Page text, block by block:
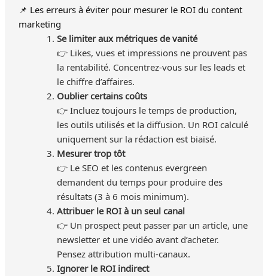
📌 Les erreurs à éviter pour mesurer le ROI du content
marketing
Se limiter aux métriques de vanité
👉 Likes, vues et impressions ne prouvent pas
la rentabilité. Concentrez-vous sur les leads et
le chiffre d’affaires.
Oublier certains coûts
👉 Incluez toujours le temps de production,
les outils utilisés et la diffusion. Un ROI calculé
uniquement sur la rédaction est biaisé.
Mesurer trop tôt
👉 Le SEO et les contenus evergreen
demandent du temps pour produire des
résultats (3 à 6 mois minimum).
Attribuer le ROI à un seul canal
👉 Un prospect peut passer par un article, une
newsletter et une vidéo avant d’acheter.
Pensez attribution multi-canaux.
Ignorer le ROI indirect